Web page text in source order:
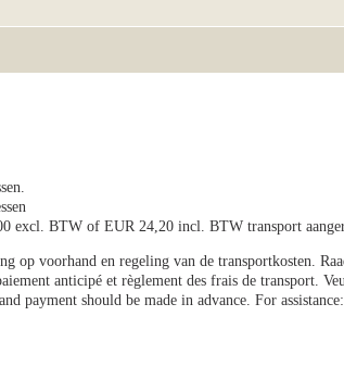
excl. BTW of EUR 24,20 incl. BTW transport
op voorhand en regeling van de transportkosten.
anticipé et règlement des frais de transport.
payment should be made in advance. For assistance: